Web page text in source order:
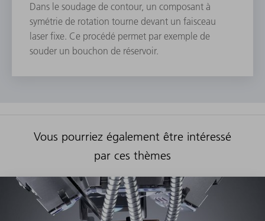
Dans le soudage de contour, un composant à
symétrie de rotation tourne devant un faisceau
laser fixe. Ce procédé permet par exemple de
souder un bouchon de réservoir.
Vous pourriez également être intéressé
par ces thèmes